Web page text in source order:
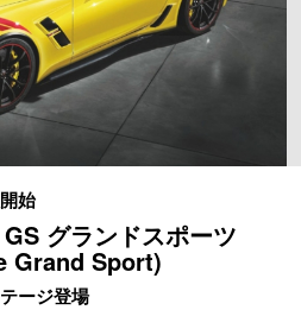
始
グランドスポーツ
Grand Sport)
ージ登場